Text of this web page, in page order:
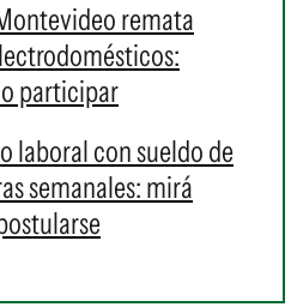
remata
participar
laboral con sueldo de
semanales: mirá